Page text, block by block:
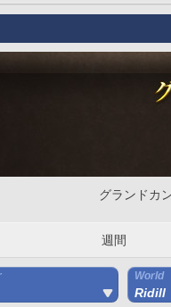
グランドカ
週間
World
Ridill